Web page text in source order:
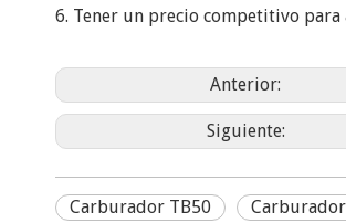
6. Tener un precio competitivo para
Anterior:
Siguiente:
Carburador TB50